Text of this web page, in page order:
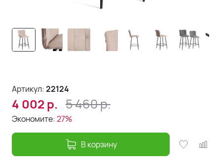
Артикул:22124
4 002р. 5 460р.
Экономите:27%
В корзину